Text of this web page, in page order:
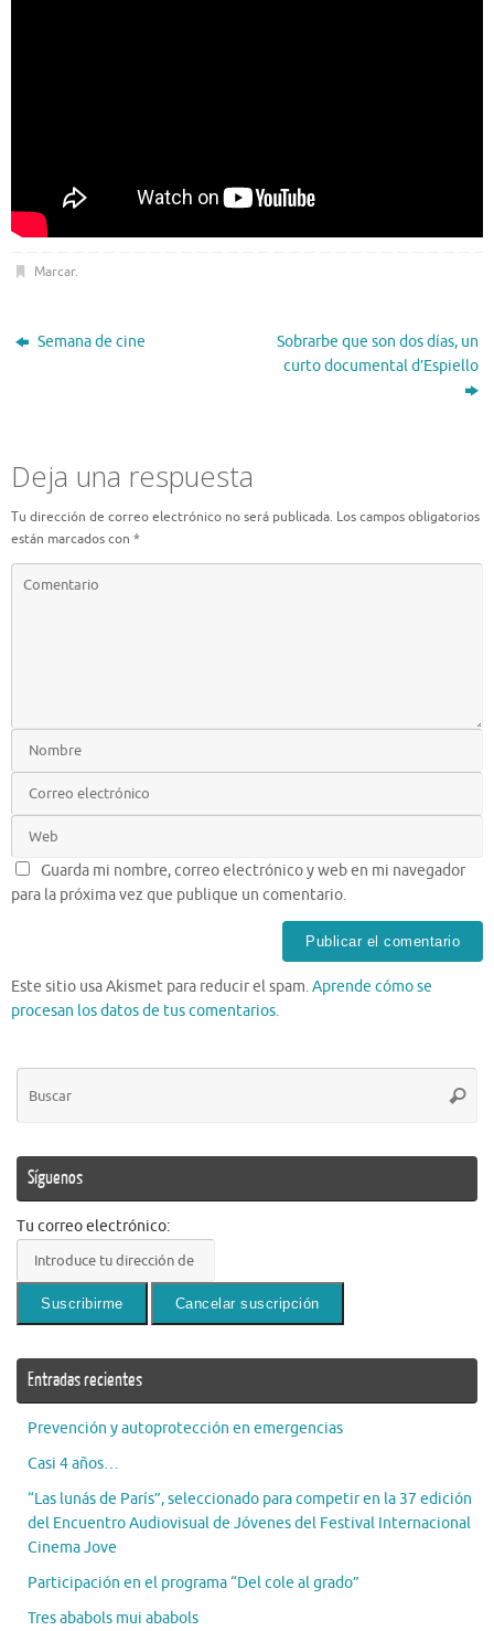
Marcar.
Semana de cine
Sobrarbe que son dos días, un
curto documental d’Espiello
Deja una respuesta
Tu dirección de correo electrónico no será publicada. Los campos obligatorios
están marcados con *
Guarda mi nombre, correo electrónico y web en mi navegador
para la próxima vez que publique un comentario.
Este sitio usa Akismet para reducir el spam.Aprende cómo se
procesan los datos de tus comentarios.
Síguenos
Tu correo electrónico:
Entradas recientes
Prevención y autoprotección en emergencias
Casi 4 años…
“Las lunás de París”, seleccionado para competir en la 37 edición
del Encuentro Audiovisual de Jóvenes del Festival Internacional
Cinema Jove
Participación en el programa “Del cole al grado”
Tres ababols mui ababols